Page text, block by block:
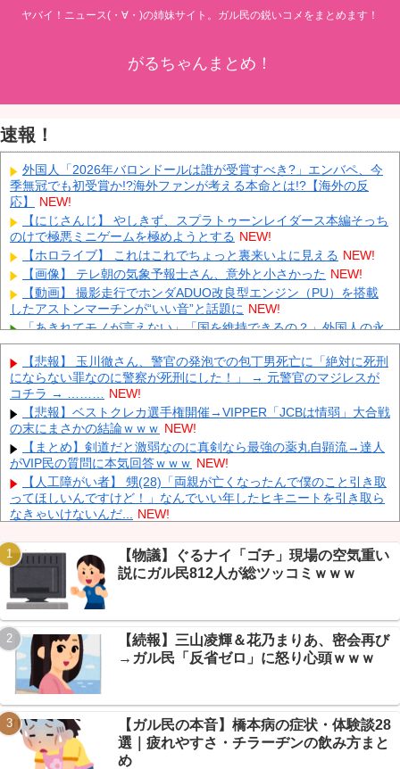
ヤバイ！ニュース(・∀・)の姉妹サイト。ガル民の鋭いコメをまとめます！
がるちゃんまとめ！
速報！
外国人「2026年バロンドールは誰が受賞すべき?」エンバペ、今
季無冠でも初受賞か!?海外ファンが考える本命とは!?【海外の反
応】
NEW!
【にじさんじ】 やしきず、スプラトゥーンレイダース本編そっち
のけで極悪ミニゲームを極めようとする NEW!
【ホロライブ】 これはこれでちょっと裏来いよに見える NEW!
【画像】 テレ朝の気象予報士さん、意外と小さかった NEW!
【動画】 撮影走行でホンダADUO改良型エンジン（PU）を搭載
したアストンマーチンが“いい音”と話題に NEW!
「あきれてモノが言えない」「国を維持できるの？」外国人の永
住許可要件の厳格化で在日中国人の本音は？ NEW!
【速報】 中露の武装軍艦4隻が日本一周『いつでも国家沈没させ
られるぞ』 NEW!
【為替相場】 ドル円は1ドル158円台半ば 介入警戒をしつつ円売
りが続行
NEW!
ヨーロッパが中国製メガソーラーを締め出しｗｗｗ
インドネシア「高速鉄道！」中国「大赤字！」インドネシア「運
営会社の株式購入！（負債対策」中国「はい（巨額負債」インドネ
シア「700km延伸計画！（実質中止」→ NEW!
Powered by livedoor 相互RSS
【悲報】 玉川徹さん、警官の発泡での包丁男死亡に「絶対に死刑
にならない罪なのに警察が死刑にした！」 → 元警官のマジレスが
コチラ → ……… NEW!
【悲報】ベストクレカ選手権開催→VIPPER「JCBは情弱」大合戦
の末にまさかの結論ｗｗｗ NEW!
【まとめ】剣道だと激弱なのに真剣なら最強の薬丸自顕流→達人
がVIP民の質問に本気回答ｗｗｗ NEW!
【人工障がい者】 甥(28)「両親が亡くなったんで僕のこと引き取
ってほしいんですけど！」なんでいい年したヒキニートを引き取ら
なきゃいけないんだ... NEW!
ｗｗｗ NEW!
【放送事故】 昔のドラマのレ◯プシーン、今見るとアウトすぎ
NEW!
【悲報】NGT48板民、新曲発表の日に他店ケンカ祭り→「今日は
大事な日だろ」ｗ NEW!
【速報】NGT48・6期生、SR個人配信が8/8ついに解禁→板民
「泥舟に光がｗ」
NEW!
エネ夫に離婚を突きつけたら私の職場(法律事務所)に乗り込んで
きた 堂々と「離婚の法律相談です。母の薦めでこちらに参りまし
た」と言っているが、... NEW!
【保存版】マイナ保険証、本当に慣れた？→年収バレ・暗証番号
の本音がエッヂで炸裂ｗｗｗ NEW!
【物議】ぐるナイ「ゴチ」現場の空気重い
説にガル民812人が総ツッコミｗｗｗ
【続報】三山凌輝＆花乃まりあ、密会再び
→ガル民「反省ゼロ」に怒り心頭ｗｗｗ
【ガル民の本音】橋本病の症状・体験談28
選｜疲れやすさ・チラーヂンの飲み方まと
め